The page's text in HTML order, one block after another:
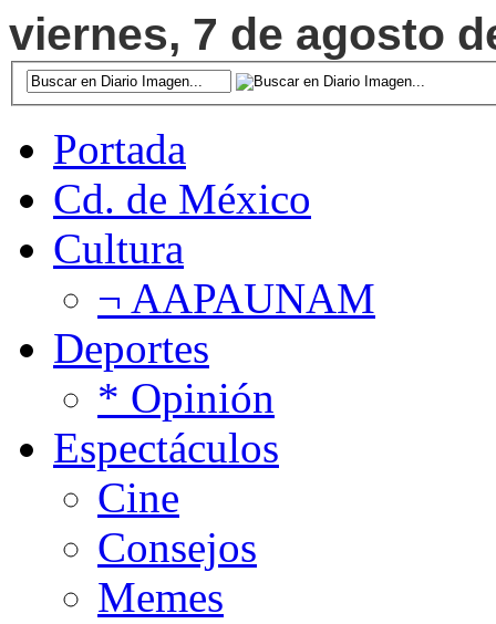
viernes, 7 de agosto
Portada
Cd. de México
Cultura
¬ AAPAUNAM
Deportes
* Opinión
Espectáculos
Cine
Consejos
Memes